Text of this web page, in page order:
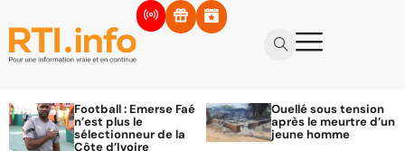
Football : Emerse Faé
n’est plus le
sélectionneur de la
Côte d’Ivoire
Ouellé sous tension
après le meurtre d’un
jeune homme